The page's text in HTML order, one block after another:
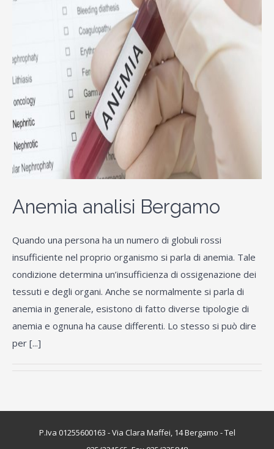
Anemia analisi Bergamo
Quando una persona ha un numero di globuli rossi
insufficiente nel proprio organismo si parla di anemia. Tale
condizione determina un’insufficienza di ossigenazione dei
tessuti e degli organi. Anche se normalmente si parla di
anemia in generale, esistono di fatto diverse tipologie di
anemia e ognuna ha cause differenti. Lo stesso si può dire
per [...]
P.Iva 01255600163 - Via Clara Maffei, 14 Bergamo - Tel